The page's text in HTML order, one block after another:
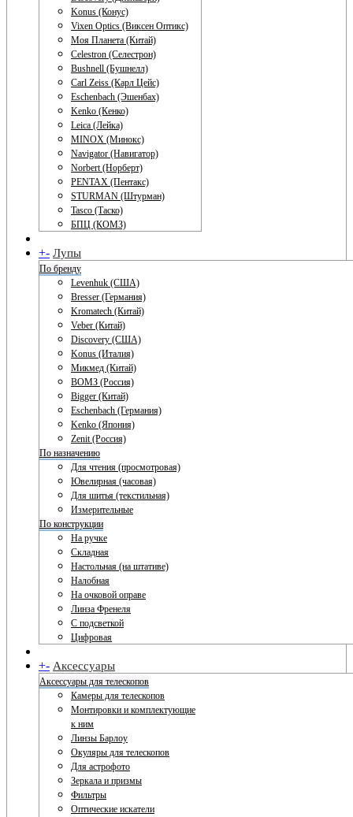
Konus (Конус)
Vixen Optics (Виксен Оптикс)
Моя Планета (Китай)
Celestron (Селестрон)
Bushnell (Бушнелл)
Carl Zeiss (Карл Цейс)
Eschenbach (Эшенбах)
Kenko (Кенко)
Leica (Лейка)
MINOX (Минокс)
Navigator (Навигатор)
Norbert (Норберт)
PENTAX (Пентакс)
STURMAN (Штурман)
Tasco (Таско)
БПЦ (КОМЗ)
+- Лупы
По бренду
Levenhuk (США)
Bresser (Германия)
Kromatech (Китай)
Veber (Китай)
Discovery (США)
Konus (Италия)
Микмед (Китай)
ВОМЗ (Россия)
Bigger (Китай)
Eschenbach (Германия)
Kenko (Япония)
Zenit (Россия)
По назначению
Для чтения (просмотровая)
Ювелирная (часовая)
Для шитья (текстильная)
Измерительные
По конструкции
На ручке
Складная
Настольная (на штативе)
Налобная
На очковой оправе
Линза Френеля
С подсветкой
Цифровая
+- Аксессуары
Аксессуары для телескопов
Камеры для телескопов
Монтировки и комплектующие
к ним
Линзы Барлоу
Окуляры для телескопов
Для астрофото
Зеркала и призмы
Фильтры
Оптические искатели